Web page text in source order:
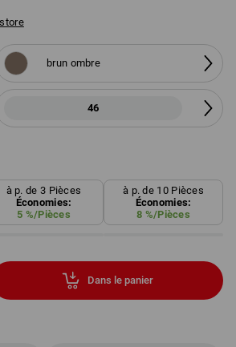
brun ombre
46
à p. de 3 Pièces
Économies:
5 %/Pièces
à p. de 10 Pièces
Économies:
8 %/Pièces
Dans le panier